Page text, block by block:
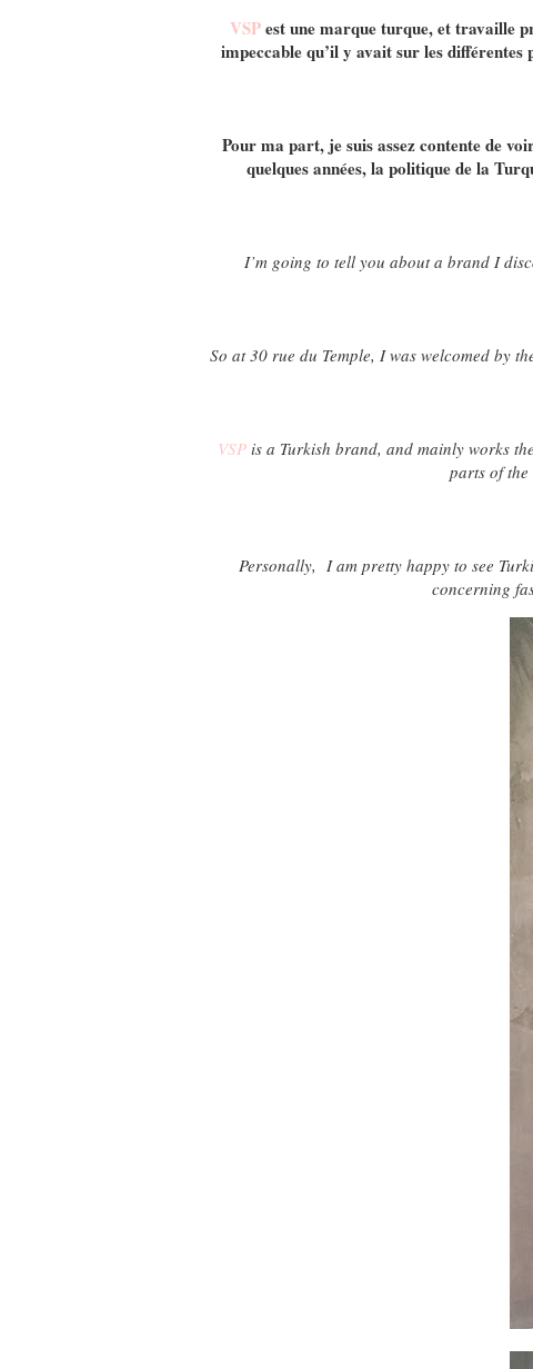
VSPest une marque turque, et travaille
impeccable qu’il y avait sur les
Pour ma part, je suis assez contente de
quelques années, la politique de la
I’m going to tell you about a brand I
So at 30 rue du Temple, I was welcomed by
VSP is a Turkish brand, and mainly works
parts of the
Personally, I am pretty happy to see
concerning